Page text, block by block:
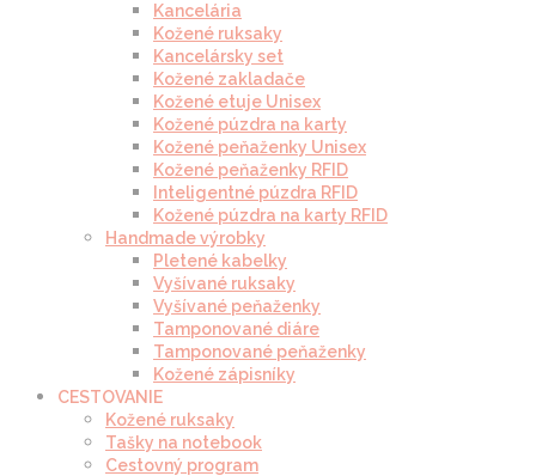
Kancelária
Kožené ruksaky
Kancelársky set
Kožené zakladače
Kožené etuje Unisex
Kožené púzdra na karty
Kožené peňaženky Unisex
Kožené peňaženky RFID
Inteligentné púzdra RFID
Kožené púzdra na karty RFID
Handmade výrobky
Pletené kabelky
Vyšívané ruksaky
Vyšívané peňaženky
Tamponované diáre
Tamponované peňaženky
Kožené zápisníky
CESTOVANIE
Kožené ruksaky
Tašky na notebook
Cestovný program